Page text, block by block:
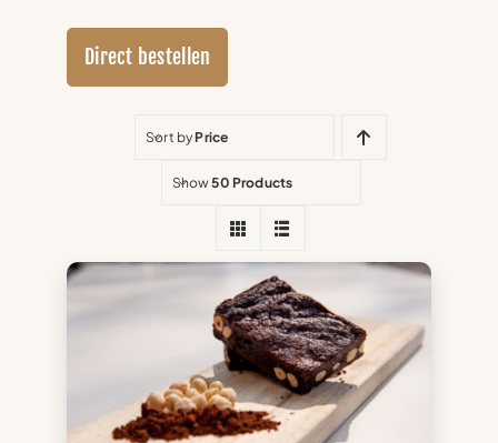
Direct bestellen
Sort byPrice
Show50 Products